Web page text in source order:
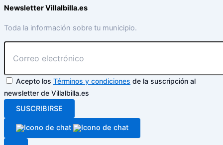
Newsletter Villalbilla.es
Toda la información sobre tu municipio.
Acepto los Términos y condiciones de la suscripción al
newsletter de Villalbilla.es
SUSCRIBIRSE